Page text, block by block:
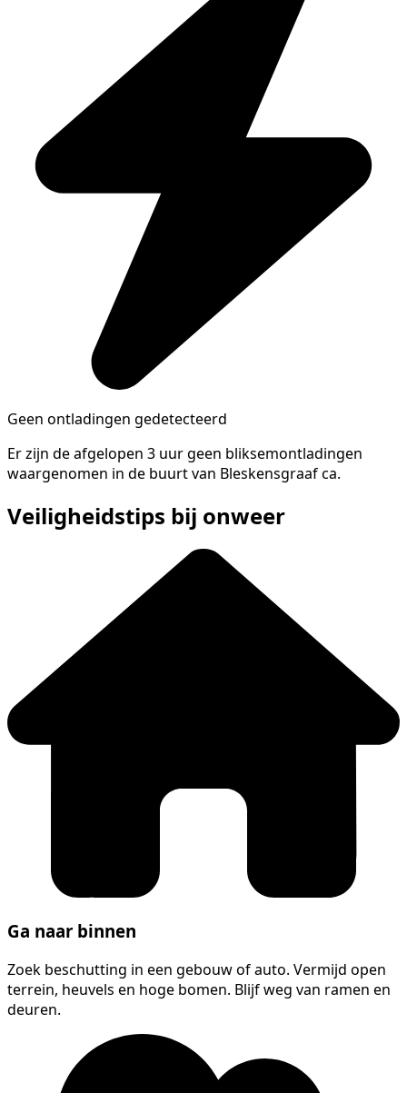
Geen ontladingen gedetecteerd
Er zijn de afgelopen 3 uur geen bliksemontladingen
waargenomen in de buurt van Bleskensgraaf ca.
Veiligheidstips bij onweer
Ga naar binnen
Zoek beschutting in een gebouw of auto. Vermijd open
terrein, heuvels en hoge bomen. Blijf weg van ramen en
deuren.